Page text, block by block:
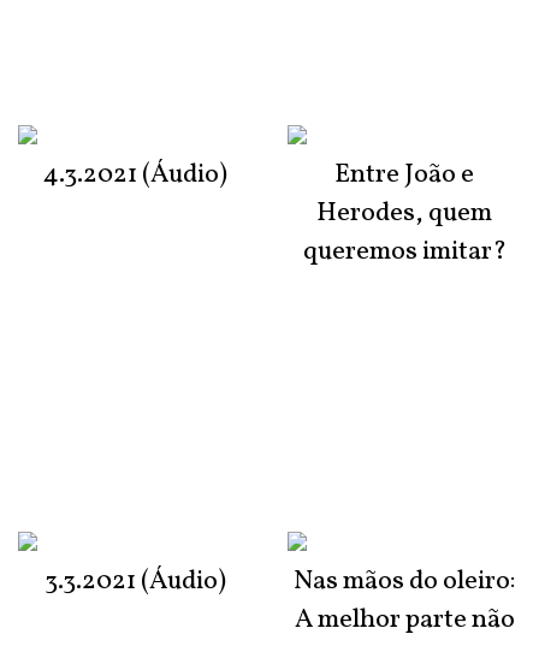
4.3.2021 (Áudio)
3.3.2021 (Áudio)
Entre João e
Herodes, quem
queremos imitar?
Nas mãos do oleiro:
A melhor parte não